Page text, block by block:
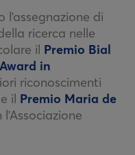
l'assegnazione di
ricerca nelle
il Premio Bial
in
riconoscimenti
il Premio Maria de